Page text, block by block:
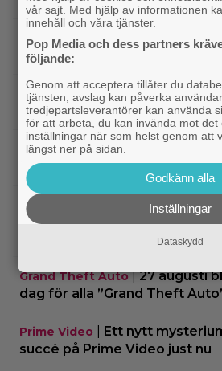
DC| Tidernas 30 bästa
– ”The Dark Knight” på plats 3
Bioaktuellt|Elliot Page
läste manus till ”The Odyssey”
Trailers|Ny trailer till
nästa maffiga fantasyfilm
Trailers
Robert Pattinson är
trailern för ”Primetime” – kan
Grand Theft Auto|27 augusti
dag för alla ”Grand Theft
Prime Video
Ett nytt
succé på Prime Video just nu
vår sajt. Med hjälp av informationen
innehåll och våra tjänster.
Pop Media och dess partners
följande:
Genom att acceptera tillåter du
tjänsten, avslag kan påverka
tredjepartsleverantörer kan använda
för att arbeta, du kan invända mot det
inställningar när som helst genom att
längst ner på sidan.
Godkänn alla
Inställningar
Dataskydd